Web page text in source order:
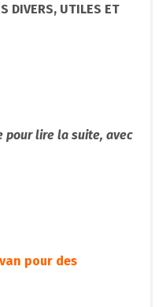
DIVERS, UTILES ET
pour lire la suite, avec
pour des